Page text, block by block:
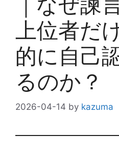
上位者だ
的に自己
るのか？
2026-04-14 by kazuma